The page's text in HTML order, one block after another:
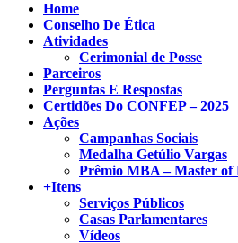
Home
Conselho De Ética
Atividades
Cerimonial de Posse
Parceiros
Perguntas E Respostas
Certidões Do CONFEP – 2025
Ações
Campanhas Sociais
Medalha Getúlio Vargas
Prêmio MBA – Master of
+Itens
Serviços Públicos
Casas Parlamentares
Vídeos